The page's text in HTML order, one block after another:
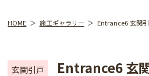
HOME 施工ギャラリー Entrance6 玄関
玄関引戸
Entrance6 玄